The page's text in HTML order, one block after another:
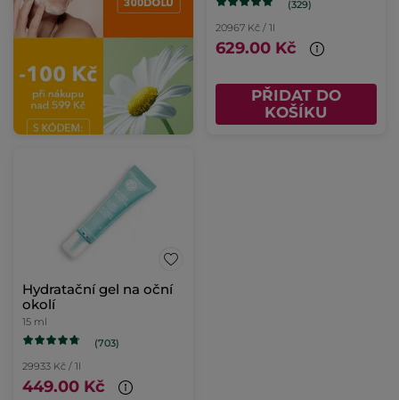
(329)
20967 Kč / 1l
629.00 Kč
PŘIDAT DO
KOŠÍKU
Hydratační gel na oční
okolí
15 ml
(703)
29933 Kč / 1l
449.00 Kč